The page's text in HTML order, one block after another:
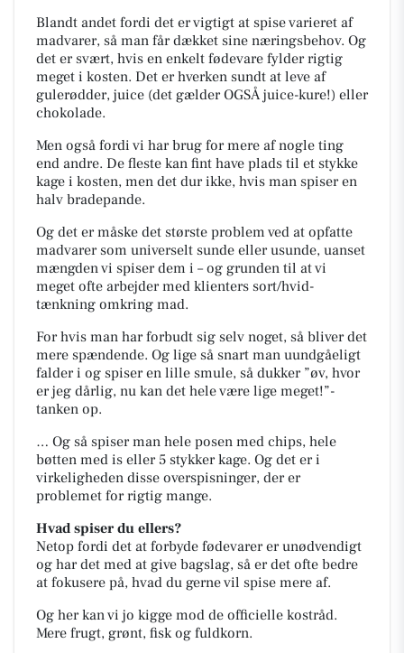
Blandt andet fordi det er vigtigt at spise varieret af
madvarer, så man får dækket sine næringsbehov. Og
det er svært, hvis en enkelt fødevare fylder rigtig
meget i kosten. Det er hverken sundt at leve af
gulerødder, juice (det gælder OGSÅ juice-kure!) eller
chokolade.
Men også fordi vi har brug for mere af nogle ting
end andre. De fleste kan fint have plads til et stykke
kage i kosten, men det dur ikke, hvis man spiser en
halv bradepande.
Og det er måske det største problem ved at opfatte
madvarer som universelt sunde eller usunde, uanset
mængden vi spiser dem i – og grunden til at vi
meget ofte arbejder med klienters sort/hvid-
tænkning omkring mad.
For hvis man har forbudt sig selv noget, så bliver det
mere spændende. Og lige så snart man uundgåeligt
falder i og spiser en lille smule, så dukker ”øv, hvor
er jeg dårlig, nu kan det hele være lige meget!”-
tanken op.
… Og så spiser man hele posen med chips, hele
bøtten med is eller 5 stykker kage. Og det er i
virkeligheden disse overspisninger, der er
problemet for rigtig mange.
Hvad spiser du ellers?
Netop fordi det at forbyde fødevarer er unødvendigt
og har det med at give bagslag, så er det ofte bedre
at fokusere på, hvad du gerne vil spise mere af.
Og her kan vi jo kigge mod de officielle kostråd.
Mere frugt, grønt, fisk og fuldkorn.